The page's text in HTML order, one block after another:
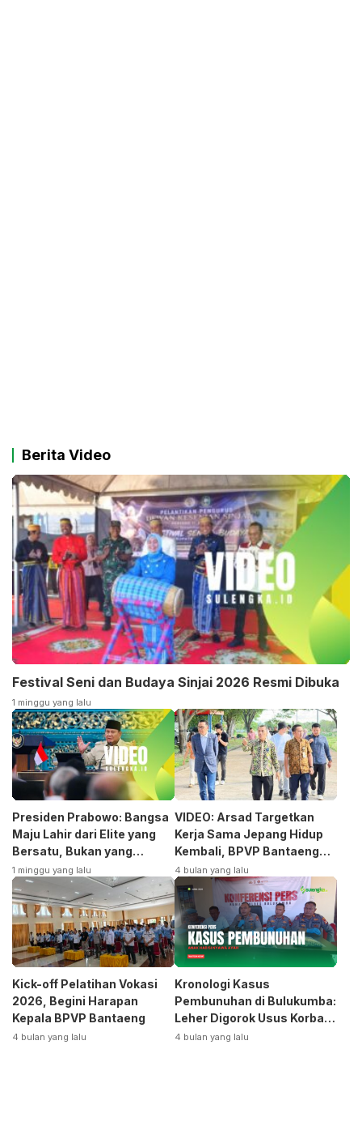
Berita Video
Festival Seni dan Budaya Sinjai 2026 Resmi Dibuka
1 minggu yang lalu
Presiden Prabowo: Bangsa
Maju Lahir dari Elite yang
Bersatu, Bukan yang
Terpecah
1 minggu yang lalu
VIDEO: Arsad Targetkan
Kerja Sama Jepang Hidup
Kembali, BPVP Bantaeng
Siap Bangkitkan Jurusan
Otomotif
4 bulan yang lalu
Kick-off Pelatihan Vokasi
2026, Begini Harapan
Kepala BPVP Bantaeng
4 bulan yang lalu
Kronologi Kasus
Pembunuhan di Bulukumba:
Leher Digorok Usus Korban
Dikeluarkan
4 bulan yang lalu